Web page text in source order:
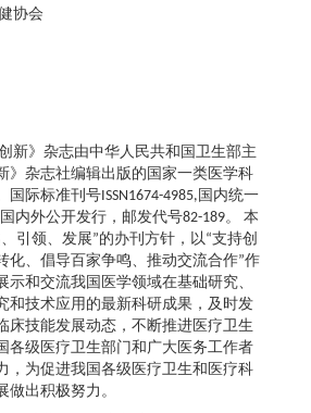
协会
新》杂志由中华人民共和国卫生部主
》杂志社编辑出版的国家一类医学科
际标准刊号ISSN1674-4985,国内统一
内外公开发行，邮发代号82-189。 本
引领、发展”的办刊方针，以“支持创
化、倡导百家争鸣、推动交流合作”作
示和交流我国医学领域在基础研究、
和技术应用的最新科研成果，及时发
床技能发展动态，不断推进医疗卫生
各级医疗卫生部门和广大医务工作者
，为促进我国各级医疗卫生和医疗科
做出积极努力。